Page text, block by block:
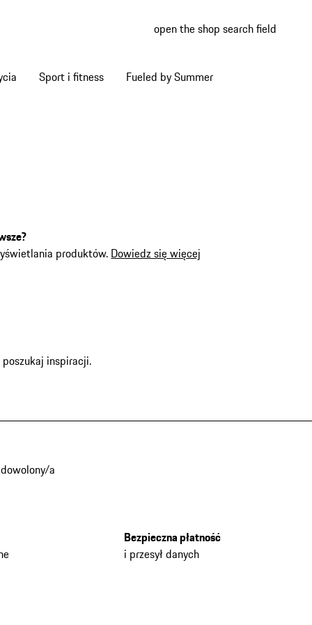
open the shop search field
Sport i fitness Fueled by Summer
produktów. Dowiedz się więcej
inspiracji.
a
Bezpieczna płatność
i przesył danych